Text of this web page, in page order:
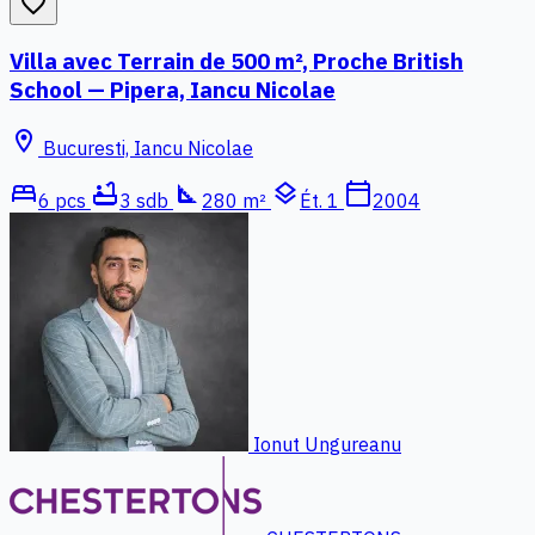
Villa avec Terrain de 500 m², Proche British
School — Pipera, Iancu Nicolae
location_on Bucuresti, Iancu Nicolae
bed6 pcs bathtub3 sdb square_foot 280 m² layers Ét. 1 calendar_today2004
Ionut Ungureanu